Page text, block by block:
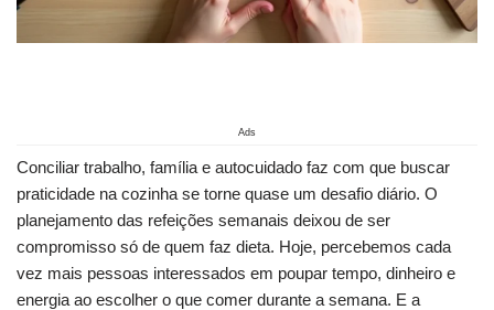
Ads
Conciliar trabalho, família e autocuidado faz com que buscar
praticidade na cozinha se torne quase um desafio diário. O
planejamento das refeições semanais deixou de ser
compromisso só de quem faz dieta. Hoje, percebemos cada
vez mais pessoas interessados em poupar tempo, dinheiro e
energia ao escolher o que comer durante a semana. E a